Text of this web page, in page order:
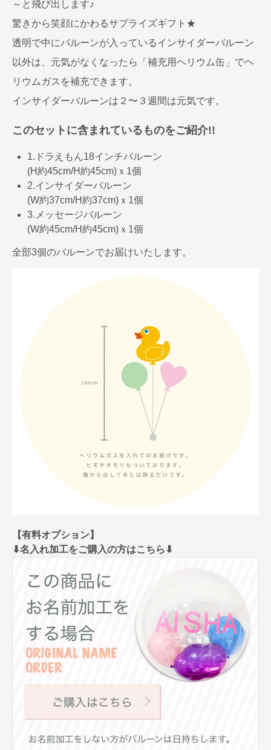
～と飛び出します♪
驚きから笑顔にかわるサプライズギフト★
透明で中にバルーンが入っているインサイダーバルーン
以外は、元気がなくなったら「補充用ヘリウム缶」でヘ
リウムガスを補充できます。
インサイダーバルーンは２〜３週間は元気です。
このセットに含まれているものをご紹介!!
1.ドラえもん18インチバルーン
(H約45cm/H約45cm)ｘ1個
2.インサイダーバルーン
(W約37cm/H約37cm)ｘ1個
3.メッセージバルーン
(W約45cm/H約45cm)ｘ1個
全部3個のバルーンでお届けいたします。
【有料オプション】
⬇︎名入れ加工をご購入の方はこちら⬇︎